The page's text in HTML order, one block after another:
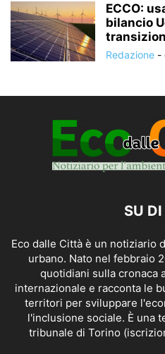
ECCO:
bilancio
Redazione -
SU
Eco dalle Città è un notiziario
urbano. Nato nel febbraio
quotidiani sulla cronaca
internazionale e racconta le
territori per sviluppare
l'inclusione sociale. È una
tribunale di Torino